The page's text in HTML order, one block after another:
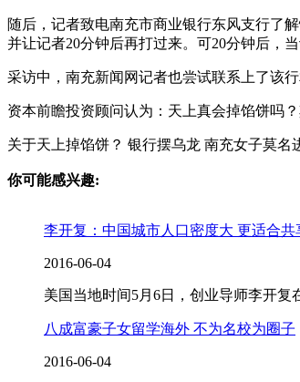
随后，记者致电南充市商业银行东风支行了
并让记者20分钟后再打过来。可20分钟后，
采访中，南充新闻网记者也尝试联系上了该
资本前瞻投资顾问认为：天上真会掉馅饼吗
关于天上掉馅饼？ 银行摆乌龙 南充女子莫名
你可能感兴趣:
李开复：中国城市人口密度大 更适合共
2016-06-04
美国当地时间5月6日，创业导师李开
八成富豪子女留学海外 不为名校为圈子
2016-06-04